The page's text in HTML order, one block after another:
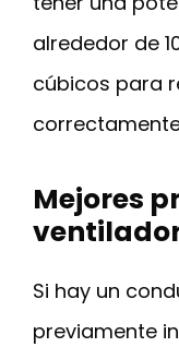
alrededor de
cúbicos para
Mejores
Si hay un
previamente